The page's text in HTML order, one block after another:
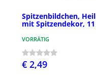
Spitzenbildchen,
mit Spitzendekor, 11
VORRÄTIG
€ 2,49